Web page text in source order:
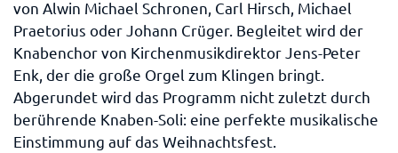
von Alwin Michael Schronen, Carl Hirsch, Michael
Praetorius oder Johann Crüger. Begleitet wird der
Knabenchor von Kirchenmusikdirektor Jens-Peter
Enk, der die große Orgel zum Klingen bringt.
Abgerundet wird das Programm nicht zuletzt durch
berührende Knaben-Soli: eine perfekte musikalische
Einstimmung auf das Weihnachtsfest.